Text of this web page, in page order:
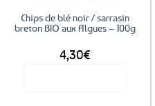
Chips de blé noir / sarrasin
breton BIO aux Algues – 100g
4,30€